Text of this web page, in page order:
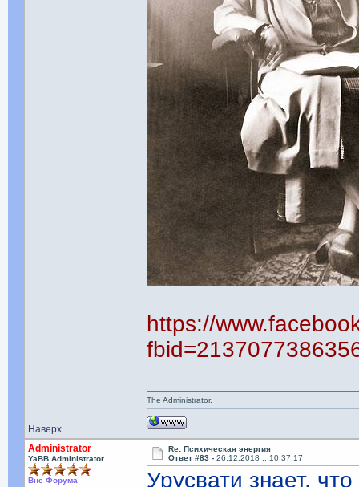
https://
Наверх
The Administrator.
Administrator
YaBB Administrator
Вне Форума
Re: Психическая энергия
Ответ #83 -26.12.2018 :: 10:37:17
Урусвати знает, что